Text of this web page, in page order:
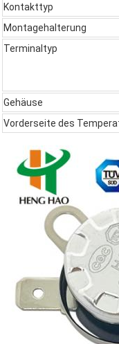
Kontakttyp
Montagehalterung
Terminaltyp
Gehäuse
Vorderseite des